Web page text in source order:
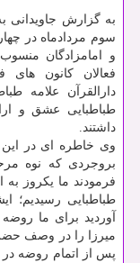
به گزارش جاویدانی
سوم مردادماه در
و امامزادگان
فعالان كانون
دارالقرآن علامه
طباطبایی عشق و
داشتند.
وی خاطره ای در این
بروجردی كه نوه
فرمودند ما یكروز
طباطبایی رسیدیم؛
آوردید برای ما
میرزا را در وصف
پس از اتمام روضه در